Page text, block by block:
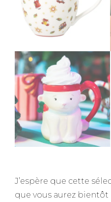
J’espère que cette
que vous aurez bientôt